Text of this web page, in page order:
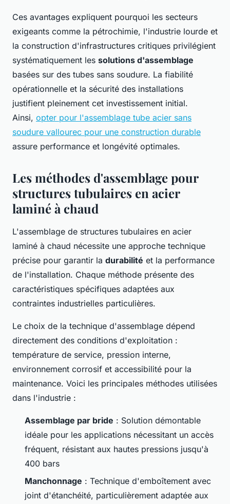
Ces avantages expliquent pourquoi les secteurs
exigeants comme la pétrochimie, l'industrie lourde et
la construction d'infrastructures critiques privilégient
systématiquement les solutions d'assemblage
basées sur des tubes sans soudure. La fiabilité
opérationnelle et la sécurité des installations
justifient pleinement cet investissement initial.
Ainsi, opter pour l'assemblage tube acier sans
soudure vallourec pour une construction durable
assure performance et longévité optimales.
Les méthodes d'assemblage pour
structures tubulaires en acier
laminé à chaud
L'assemblage de structures tubulaires en acier
laminé à chaud nécessite une approche technique
précise pour garantir la durabilité et la performance
de l'installation. Chaque méthode présente des
caractéristiques spécifiques adaptées aux
contraintes industrielles particulières.
Le choix de la technique d'assemblage dépend
directement des conditions d'exploitation :
température de service, pression interne,
environnement corrosif et accessibilité pour la
maintenance. Voici les principales méthodes utilisées
dans l'industrie :
Assemblage par bride : Solution démontable
idéale pour les applications nécessitant un accès
fréquent, résistant aux hautes pressions jusqu'à
400 bars
Manchonnage : Technique d'emboîtement avec
joint d'étanchéité, particulièrement adaptée aux